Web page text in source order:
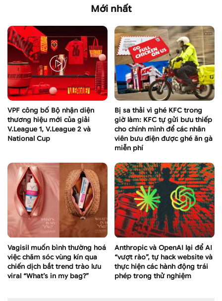
Mới nhất
VPF công bố Bộ nhận diện
thương hiệu mới của giải
V.League 1, V.League 2 và
National Cup
Bị sa thải vì ghé KFC trong
giờ làm: KFC tự gửi bưu thiếp
cho chính mình để các nhân
viên bưu điện được ghé ăn gà
miễn phí
Vagisil muốn bình thường hoá
việc chăm sóc vùng kín qua
chiến dịch bắt trend trào lưu
viral “What’s in my bag?”
Anthropic và OpenAI lại để AI
“vượt rào”, tự hack website và
thực hiện các hành động trái
phép trong thử nghiệm